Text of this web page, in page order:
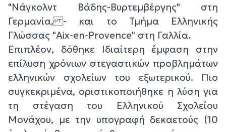
"Νάγκολντ Βάδης-Βυρτεμβέργης" στη
Γερμανία, - και το Τμήμα Ελληνικής
Γλώσσας "Aix-en-Provence" στη Γαλλία.
Επιπλέον, δόθηκε Ιδιαίτερη έμφαση στην
επίλυση χρόνιων στεγαστικών προβλημάτων
ελληνικών σχολείων του εξωτερικού. Πιο
συγκεκριμένα, οριστικοποιήθηκε η λύση για
τη στέγαση του Ελληνικού Σχολείου
Μονάχου, με την υπογραφή δεκαετούς (10